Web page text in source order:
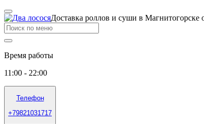
Доставка роллов и суши в Магнитогорске
Время работы
11:00 - 22:00
Телефон
+79821031717